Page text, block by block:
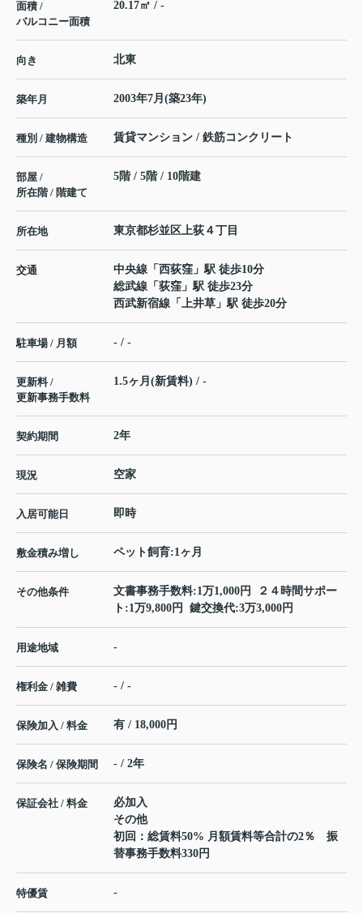
面積 /
バルコニー面積
20.17㎡ / -
向き 北東
築年月 2003年7月(築23年)
種別 / 建物構造 賃貸マンション / 鉄筋コンクリート
部屋 /
所在階 / 階建て
5階 / 5階 / 10階建
所在地 東京都杉並区上荻 ４丁目
交通 中央線 「 西荻窪 」駅 徒歩10分
総武線 「 荻窪 」駅 徒歩23分
西武新宿線 「 上井草 」駅 徒歩20分
駐車場 / 月額 - / -
更新料 /
更新事務手数料
1.5ヶ月(新賃料) / -
契約期間 2年
現況 空家
入居可能日 即時
敷金積み増し ペット飼育:1ヶ月
その他条件
文書事務手数料:1万1,000円 ２４時間サポー
ト:1万9,800円 鍵交換代:3万3,000円
用途地域 -
権利金 / 雑費 - / -
保険加入 / 料金 有 / 18,000円
保険名 / 保険期間 - / 2年
保証会社 / 料金
必加入
その他
初回：総賃料50% 月額賃料等合計の2％ 振
替事務手数料330円
特優賃 -